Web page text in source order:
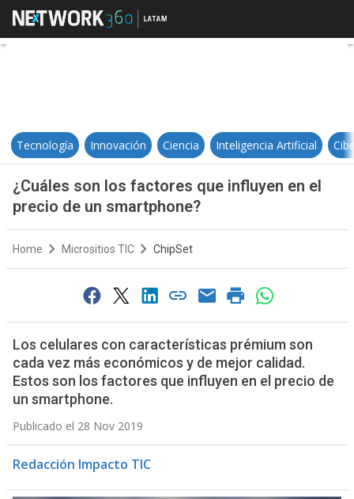
¿Cuáles son los factores que
Tecnología Innovación Ciencia Inteligencia Artificial
¿Cuáles son los factores que influyen en el
precio de un smartphone?
Home Micrositios TIC ChipSet
Los celulares con características prémium son
cada vez más económicos y de mejor calidad.
Estos son los factores que influyen en el precio de
un smartphone.
Publicado el 28 Nov 2019
Redacción Impacto TIC